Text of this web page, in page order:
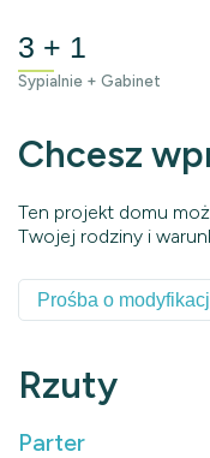
3 + 1
Sypialnie + Gabinet
Chcesz
Ten projekt domu
Twojej rodziny i
Prośba o
Rzuty
Parter